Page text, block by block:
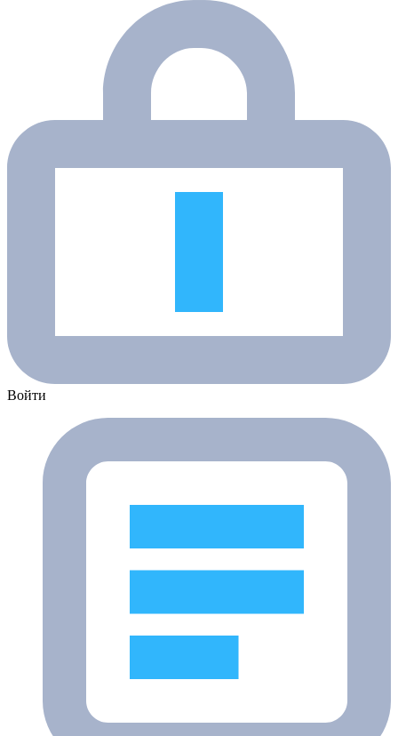
Войти